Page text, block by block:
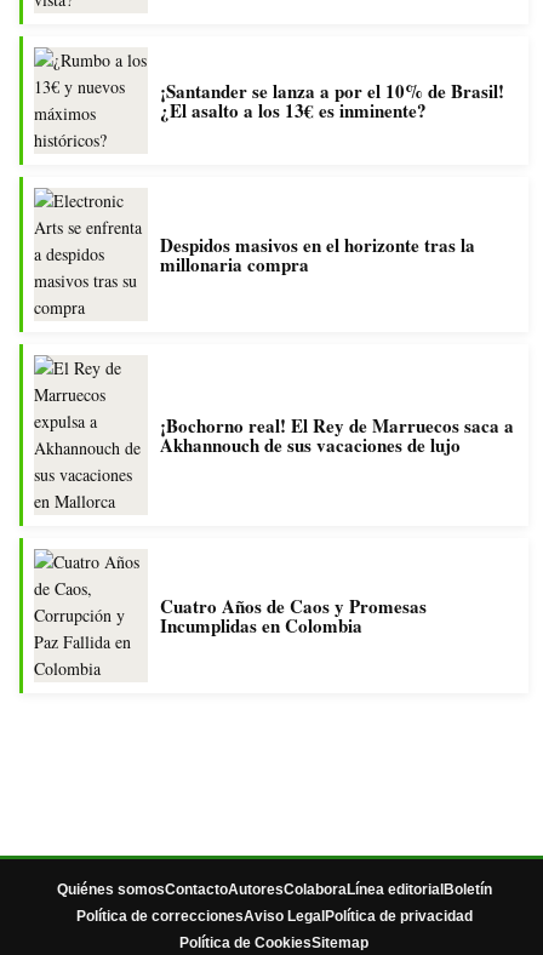
¡Santander se lanza a por el 10% de Brasil!
¿El asalto a los 13€ es inminente?
Despidos masivos en el horizonte tras la
millonaria compra
¡Bochorno real! El Rey de Marruecos saca a
Akhannouch de sus vacaciones de lujo
Cuatro Años de Caos y Promesas
Incumplidas en Colombia
Quiénes somosContactoAutoresColaboraLínea editorial Boletín
Política de correccionesAviso Legal Política de privacidad
Política de CookiesSitemap